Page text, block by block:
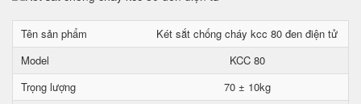
Tên sản phẩm
Két sắt chống cháy kcc 80 đen điện tử
Model
KCC 80
Trọng lượng
70 ± 10kg